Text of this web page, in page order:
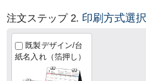
注文ステップ 2. 印刷方式選択
既製デザイン/台
紙名入れ（箔押し）